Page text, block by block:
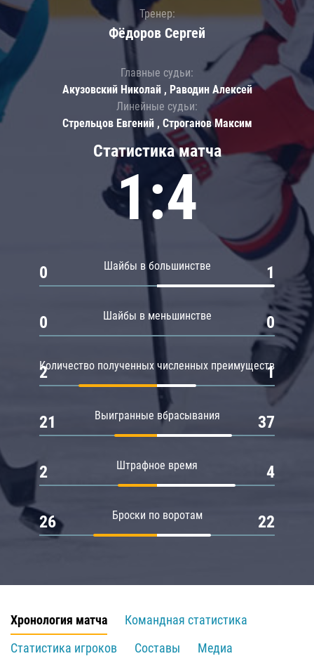
Статистика матча
1:4
Шайбы в большинстве
0 1
Шайбы в меньшинстве
0 0
Количество полученных численных преимуществ
2 1
Выигранные вбрасывания
21 37
Штрафное время
2 4
Броски по воротам
26 22
Тренер:
Фёдоров Сергей
Главные судьи:
Акузовский Николай , Раводин Алексей
Линейные судьи:
Стрельцов Евгений , Строганов Максим
Хронология матча
Командная статистика
Статистика игроков
Составы
Медиа